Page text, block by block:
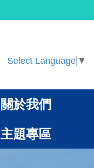
Select Language ▼
關於我們
主題專區